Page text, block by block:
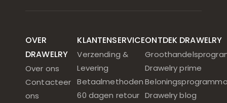
OVER
DRAWELRY
Over ons
Contacteer
ons
KLANTENSERVICE
Verzending &
Levering
Betaalmethoden
60 dagen retour
ONTDEK DRAWELRY
Drawelry prime
Drawelry blog